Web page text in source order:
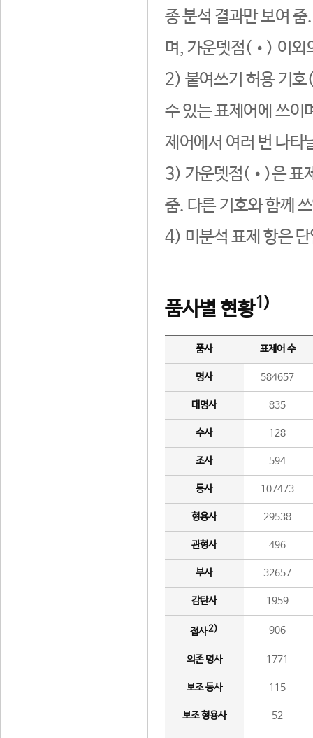
종 분석 결과만 보여
며, 가운뎃점(•) 이외
2) 붙여쓰기 허용 기호
수 있는 표제어에 쓰이
제어에서 여러 번 나타
3) 가운뎃점(•)은 표
줌. 다른 기호와 함께
4) 미분석 표제 항은
품사별 현황1)
품사 표제어 수
명사 584657
대명사 835
수사 128
조사 594
동사 107473
형용사 29538
관형사 496
부사 32657
감탄사 1959
접사2) 906
의존 명사 1771
보조 동사 115
보조 형용사 52